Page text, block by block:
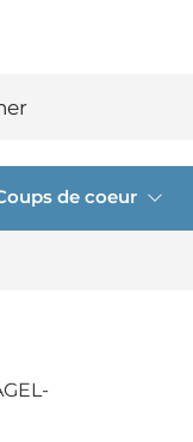
de coeur